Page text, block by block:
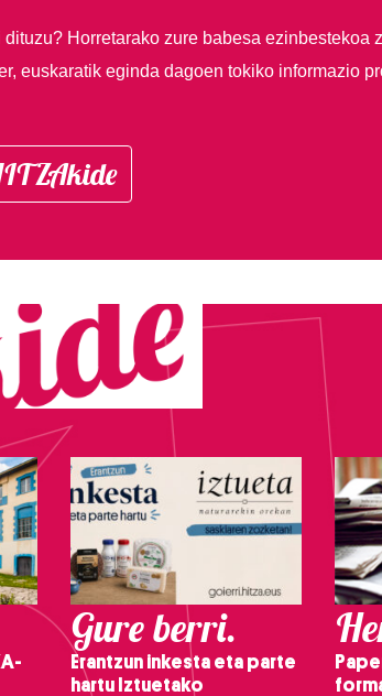
dituzu? Horretarako zure babesa ezinbestekoa
euskaratik eginda dagoen tokiko informazio
Gure berri.
Erantzun inkesta eta parte
hartu Iztuetako